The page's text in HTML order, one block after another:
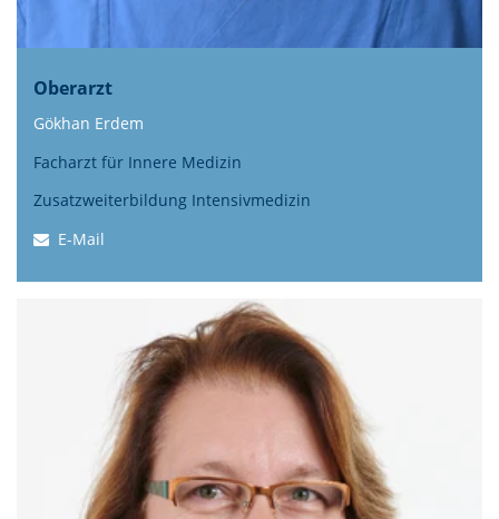
Oberarzt
Gökhan Erdem
Facharzt für Innere Medizin
Zusatzweiterbildung Intensivmedizin
E-Mail